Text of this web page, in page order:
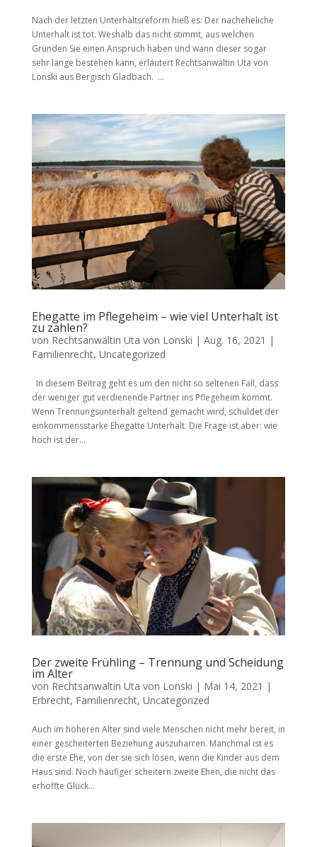
Nach der letzten Unterhaltsreform hieß es: Der nacheheliche
Unterhalt ist tot. Weshalb das nicht stimmt, aus welchen
Gründen Sie einen Anspruch haben und wann dieser sogar
sehr lange bestehen kann, erläutert Rechtsanwältin Uta von
Lonski aus Bergisch Gladbach. ...
Ehegatte im Pflegeheim – wie viel Unterhalt ist
zu zahlen?
von Rechtsanwältin Uta von Lonski | Aug. 16, 2021 |
Familienrecht, Uncategorized
In diesem Beitrag geht es um den nicht so seltenen Fall, dass
der weniger gut verdienende Partner ins Pflegeheim kommt.
Wenn Trennungsunterhalt geltend gemacht wird, schuldet der
einkommensstarke Ehegatte Unterhalt. Die Frage ist aber: wie
hoch ist der...
Der zweite Frühling – Trennung und Scheidung
im Alter
von Rechtsanwältin Uta von Lonski | Mai 14, 2021 |
Erbrecht, Familienrecht, Uncategorized
Auch im höheren Alter sind viele Menschen nicht mehr bereit, in
einer gescheiterten Beziehung auszuharren. Manchmal ist es
die erste Ehe, von der sie sich lösen, wenn die Kinder aus dem
Haus sind. Noch häufiger scheitern zweite Ehen, die nicht das
erhoffte Glück...